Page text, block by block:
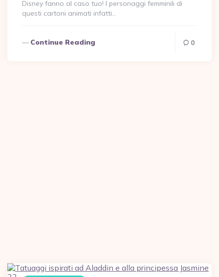
Disney fanno al caso tuo! I personaggi femminili di
questi cartoni animati infatti…
Continue Reading 0